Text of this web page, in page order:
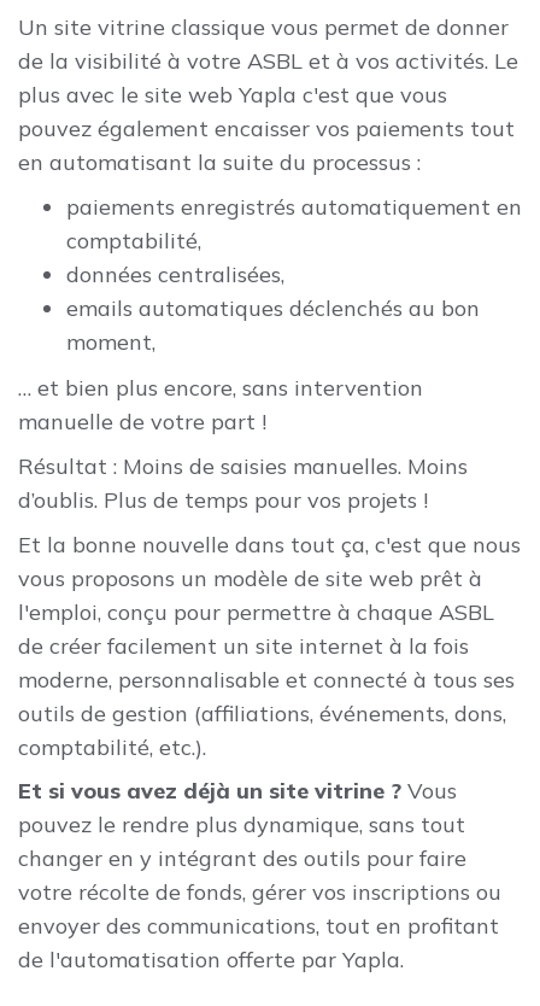
Un site vitrine classique vous permet de donner
de la visibilité à votre ASBL et à vos activités. Le
plus avec le site web Yapla c'est que vous
pouvez également encaisser vos paiements tout
en automatisant la suite du processus :
paiements enregistrés automatiquement en
comptabilité,
données centralisées,
emails automatiques déclenchés au bon
moment,
… et bien plus encore, sans intervention
manuelle de votre part !
Résultat : Moins de saisies manuelles. Moins
d’oublis. Plus de temps pour vos projets !
Et la bonne nouvelle dans tout ça, c'est que nous
vous proposons un modèle de site web prêt à
l'emploi, conçu pour permettre à chaque ASBL
de créer facilement un site internet à la fois
moderne, personnalisable et connecté à tous ses
outils de gestion (affiliations, événements, dons,
comptabilité, etc.).
Et si vous avez déjà un site vitrine ? Vous
pouvez le rendre plus dynamique, sans tout
changer en y intégrant des outils pour faire
votre récolte de fonds, gérer vos inscriptions ou
envoyer des communications, tout en profitant
de l'automatisation offerte par Yapla.